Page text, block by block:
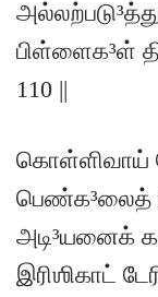
பிள்ளைக³ள்
110 ||
கொள்ளிவாய்
பெண்க³லைத்
அடி³யனைக்
இரிஶிகாட்